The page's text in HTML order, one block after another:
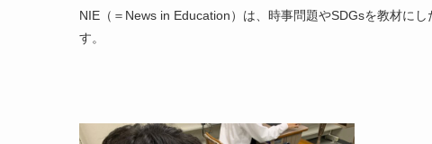
NIE（＝News in Education）は、時事問題やSDGsを教材に
す。